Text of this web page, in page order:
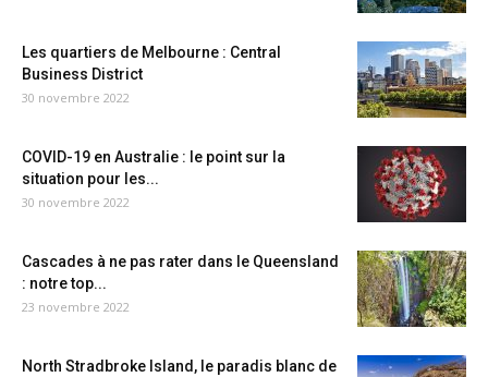
Les quartiers de Melbourne : Central
Business District
30 novembre 2022
COVID-19 en Australie : le point sur la
situation pour les...
30 novembre 2022
Cascades à ne pas rater dans le Queensland
: notre top...
23 novembre 2022
North Stradbroke Island, le paradis blanc de